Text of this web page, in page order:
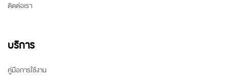
ติดต่อเรา
บริการ
คู่มือการใช้งาน